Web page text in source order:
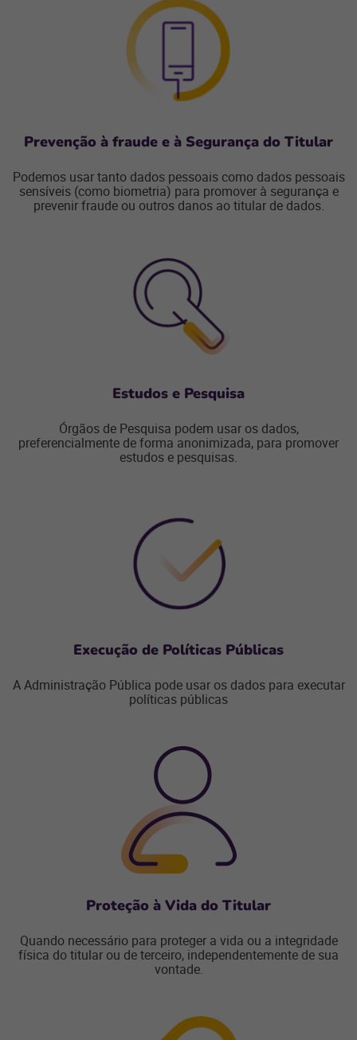
Prevenção à fraude e à Segurança do Titular
Podemos usar tanto dados pessoais como dados pessoais
sensíveis (como biometria) para promover à segurança e
prevenir fraude ou outros danos ao titular de dados.
Estudos e Pesquisa
Órgãos de Pesquisa podem usar os dados,
preferencialmente de forma anonimizada, para promover
estudos e pesquisas.
Execução de Políticas Públicas
A Administração Pública pode usar os dados para executar
políticas públicas
Proteção à Vida do Titular
Quando necessário para proteger a vida ou a integridade
física do titular ou de terceiro, independentemente de sua
vontade.